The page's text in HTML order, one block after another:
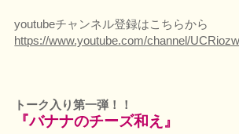
youtubeチャンネル登録はこちらから
https://www.youtube.com/channel/
トーク入り第一弾！！
『バナナのチーズ和え』